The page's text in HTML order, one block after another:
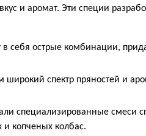
и аромат. Эти специи
себя острые комбинации,
спектр пряностей и
специализированные смеси
и копченых колбас.